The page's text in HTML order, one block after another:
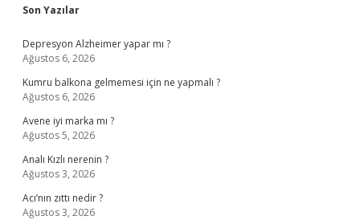
Sidebar
Son Yazılar
Depresyon Alzheimer yapar mı ?
Ağustos 6, 2026
Kumru balkona gelmemesi için ne yapmalı ?
Ağustos 6, 2026
Avene iyi marka mı ?
Ağustos 5, 2026
Analı Kızlı nerenin ?
Ağustos 3, 2026
Acı’nın zıttı nedir ?
Ağustos 3, 2026